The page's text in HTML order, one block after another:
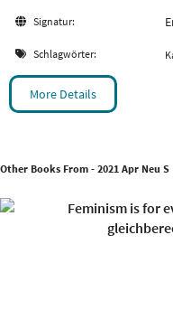
Signatur:
Schlagwörter:
More Details
Other Books From - 2021 Apr Neu S